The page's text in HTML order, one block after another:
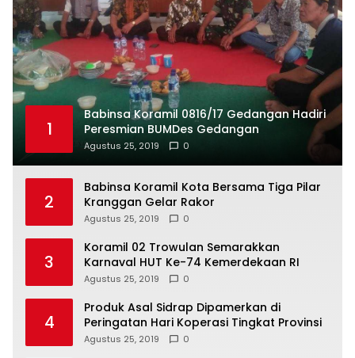
1
Babinsa Koramil 0816/17 Gedangan Hadiri
Peresmian BUMDes Gedangan
Agustus 25, 2019 0
2
Babinsa Koramil Kota Bersama Tiga Pilar
Kranggan Gelar Rakor
Agustus 25, 2019 0
3
Koramil 02 Trowulan Semarakkan
Karnaval HUT Ke-74 Kemerdekaan RI
Agustus 25, 2019 0
4
Produk Asal Sidrap Dipamerkan di
Peringatan Hari Koperasi Tingkat Provinsi
Agustus 25, 2019 0